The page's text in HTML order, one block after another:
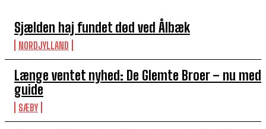
Sjælden haj fundet død ved Ålbæk
NORDJYLLAND
Længe ventet nyhed: De Glemte Broer – nu med
guide
SÆBY